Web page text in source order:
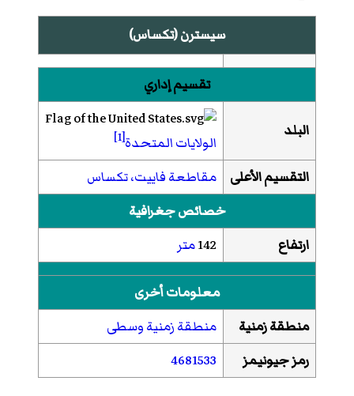
سيسترن (تكساس)
تقسيم إداري
البلد
الولايات المتحدة[1]
التقسيم الأعلى
مقاطعة فاييت، تكساس
خصائص جغرافية
ارتفاع
142متر
معلومات أخرى
منطقة زمنية
منطقة زمنية وسطى
رمز جيونيمز
4681533